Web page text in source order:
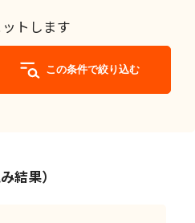
トします
この条件で絞り込む
結果）